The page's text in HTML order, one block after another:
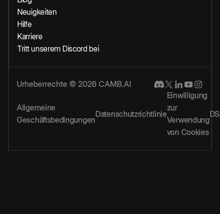
Neuigkeiten
Hilfe
Karriere
Tritt unserem Discord bei
Urheberrechte © 2026 CAMB.AI
Allgemeine
Geschäftsbedingungen
Datenschutzrichtlinie
Einwilligung
zur
Verwendung
von Cookies